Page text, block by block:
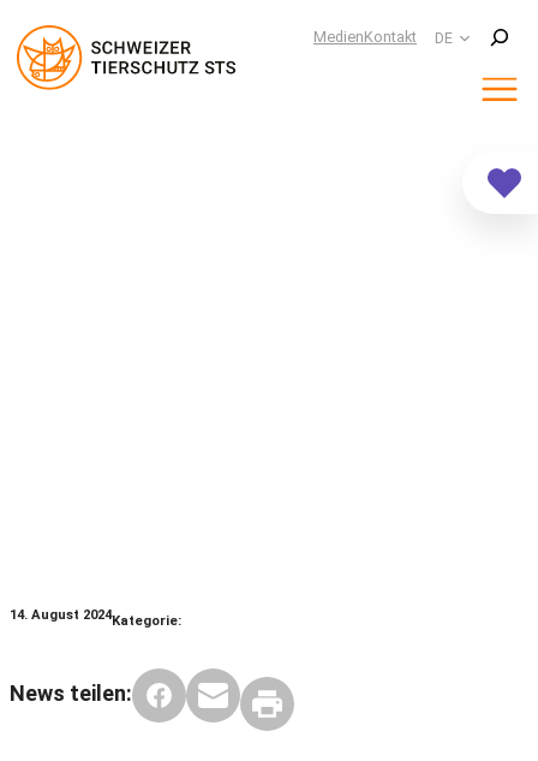
MedienKontakt DE
Suchen
14. August 2024Kategorie:
News teilen: